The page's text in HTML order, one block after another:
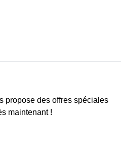
propose des offres spéciales
maintenant !